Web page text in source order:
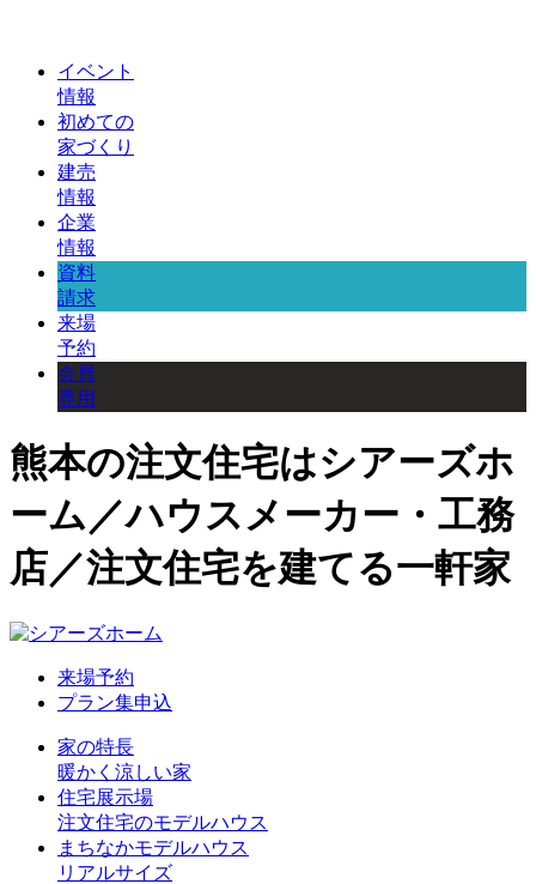
イベント
情報
初めての
家づくり
建売
情報
企業
情報
資料
請求
来場
予約
会員
専用
熊本の注文住宅はシアーズホ
ーム／ハウスメーカー・工務
店／注文住宅を建てる一軒家
来場予約
プラン集申込
家の特長
暖かく涼しい家
住宅展示場
注文住宅のモデルハウス
まちなかモデルハウス
リアルサイズ